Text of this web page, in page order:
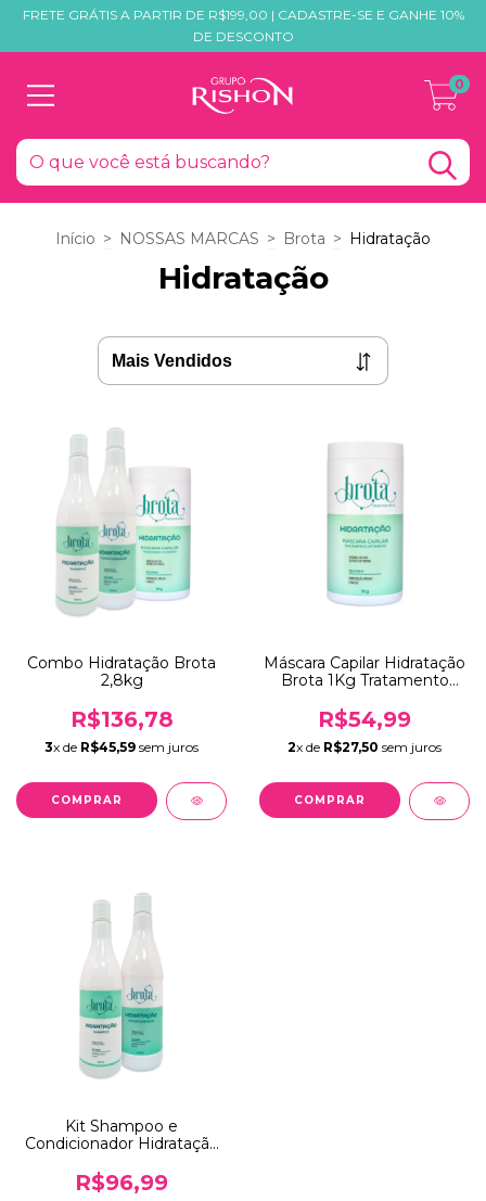
FRETE GRÁTIS A PARTIR DE R$199,00 | CADASTRE-SE E GANHE 10%
DE DESCONTO
0
Início > NOSSAS MARCAS > Brota > Hidratação
Hidratação
Combo Hidratação Brota
2,8kg
R$136,78
3x de R$45,59 sem juros
Máscara Capilar Hidratação
Brota 1Kg Tratamento
R$54,99
2x de R$27,50 sem juros
Kit Shampoo e
Condicionador Hidratação
R$96,99